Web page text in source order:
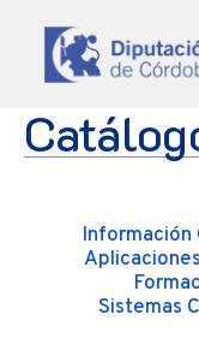
Información
Sistemas